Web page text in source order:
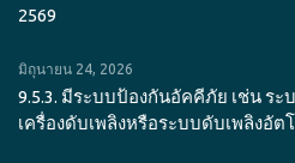
2569
มิถุนายน 24, 2026
9.5.3. มีระบบป้องกันอัคคีภัย เช่น ร
เครื่องดับเพลิงหรือระบบดับเพลิงอัต